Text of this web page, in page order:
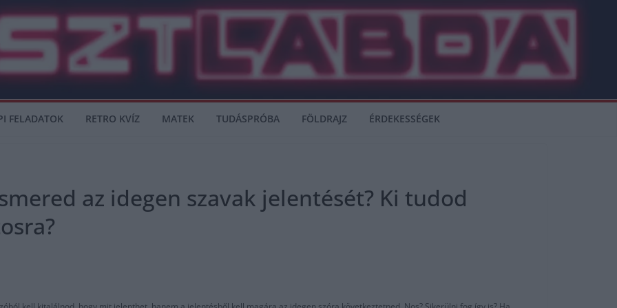
FELADATOK RETRO KVÍZ MATEK TUDÁSPRÓBA FÖLDRAJZ ÉRDEKESSÉGEK
az idegen szavak jelentését? Ki tudod